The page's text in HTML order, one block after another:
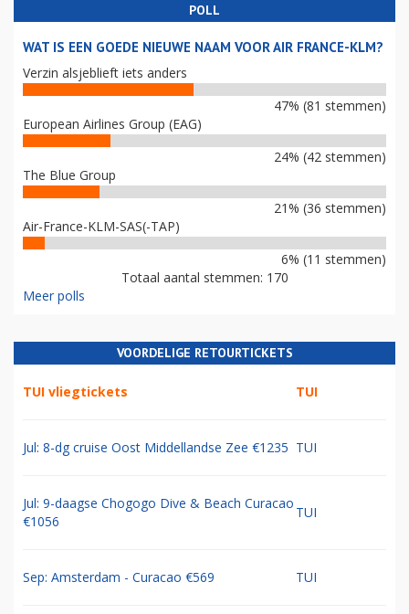
POLL
WAT IS EEN GOEDE NIEUWE NAAM VOOR AIR FRANCE-KLM?
Verzin alsjeblieft iets anders
47% (81 stemmen)
European Airlines Group (EAG)
24% (42 stemmen)
The Blue Group
21% (36 stemmen)
Air-France-KLM-SAS(-TAP)
6% (11 stemmen)
Totaal aantal stemmen: 170
Meer polls
VOORDELIGE RETOURTICKETS
TUI vliegtickets TUI
Jul: 8-dg cruise Oost Middellandse Zee €1235 TUI
Jul: 9-daagse Chogogo Dive & Beach Curacao
€1056
TUI
Sep: Amsterdam - Curacao €569 TUI